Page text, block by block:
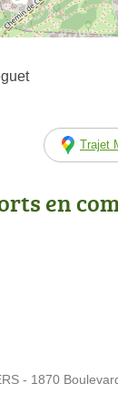
Trajet
en
- 1870